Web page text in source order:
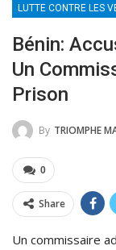
LUTTE CONTRE LES
Bénin:
Un
Prison
By TRIOMPHE
0
Share
Un commissaire